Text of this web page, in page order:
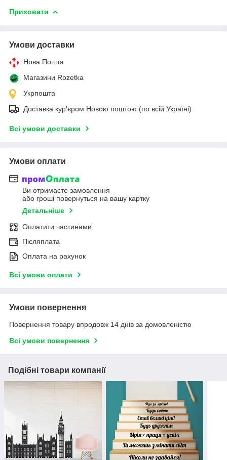
Приховати
Умови доставки
Нова Пошта
Магазини Rozetka
Укрпошта
Доставка кур'єром Новою поштою (по всій Україні)
Всі умови доставки
Умови оплати
Ви отримаєте замовлення
або гроші повернуться на вашу картку
Детальніше
Оплатити частинами
Післяплата
Оплата на рахунок
Всі умови оплати
Умови повернення
Повернення товару впродовж 14 днів за домовленістю
Всі умови повернення
Подібні товари компанії